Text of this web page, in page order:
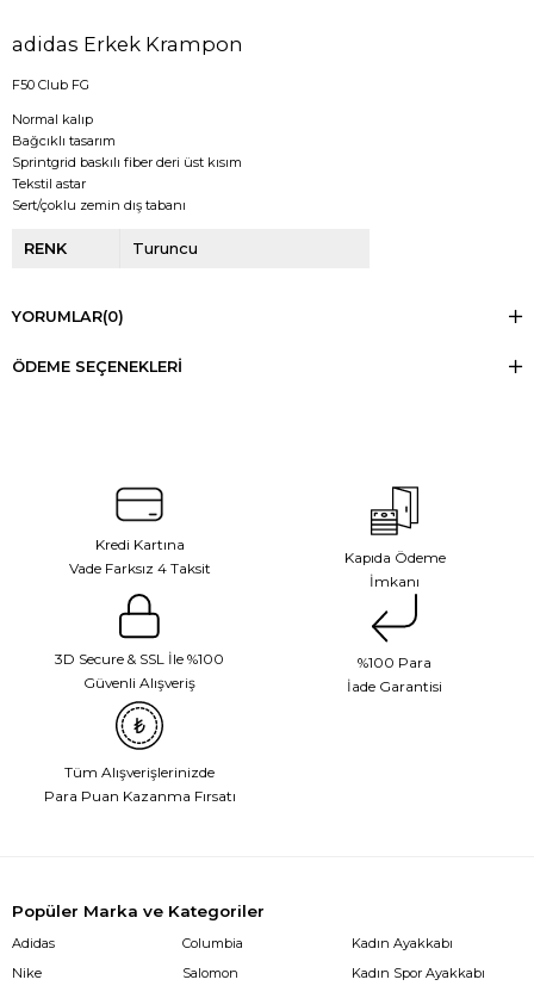
adidas Erkek Krampon
F50 Club FG
Normal kalıp
Bağcıklı tasarım
Sprintgrid baskılı fiber deri üst kısım
Tekstil astar
Sert/çoklu zemin dış tabanı
RENK Turuncu
YORUMLAR(0)
ÖDEME SEÇENEKLERI
Kredi Kartına
Vade Farksız 4 Taksit
Kapıda Ödeme
İmkanı
3D Secure & SSL İle %100
Güvenli Alışveriş
%100 Para
İade Garantisi
Tüm Alışverişlerinizde
Para Puan Kazanma Fırsatı
Popüler Marka ve Kategoriler
Adidas
Nike
Columbia
Salomon
Kadın Ayakkabı
Kadın Spor Ayakkabı